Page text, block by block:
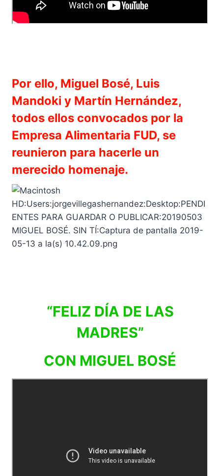
Por ello, Miguel Bosé, Luis
Mandoki y Martín Hernández,
todos ellos convocados por la
Empresa Alimentaria FUD, se
reunieron para hacerle un
merecido homenaje.
“FELIZ DÍA DE LAS
MADRES”
CON MIGUEL BOSÉ